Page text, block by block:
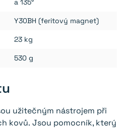
Y30BH (feritový magnet)
23 kg
530 g
užitečným nástrojem při
kovů. Jsou pomocník, který